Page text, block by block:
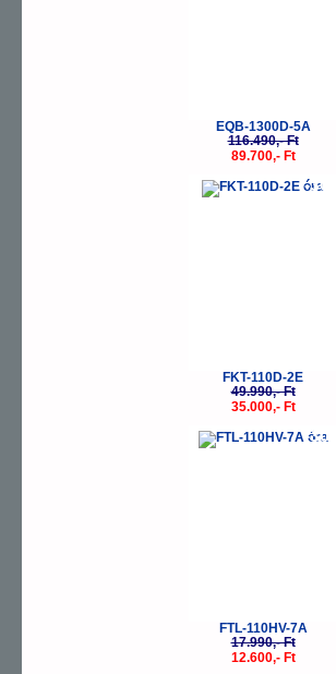
EQB-1300D-5A
116.490,- Ft
89.700,- Ft
-30%
FKT-110D-2E
49.990,- Ft
35.000,- Ft
-30%
FTL-110HV-7A
17.990,- Ft
12.600,- Ft